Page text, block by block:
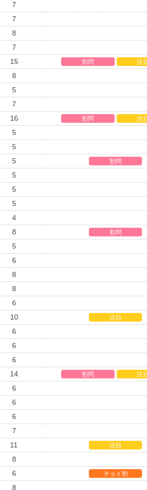
7
7
8
7
15 割問 注
8
5
7
16 割問 注
5
5
5 割問
5
5
5
4
8 割問
5
6
8
8
6
10 注目
6
6
6
14 割問 注
6
6
6
7
11 注目
8
6 チョイ割
8